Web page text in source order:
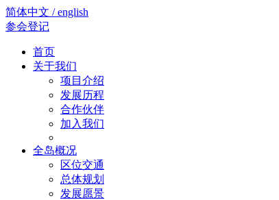
简体中文 / english
参会登记
首页
关于我们
项目介绍
发展历程
合作伙伴
加入我们
全岛概况
区位交通
总体规划
发展愿景